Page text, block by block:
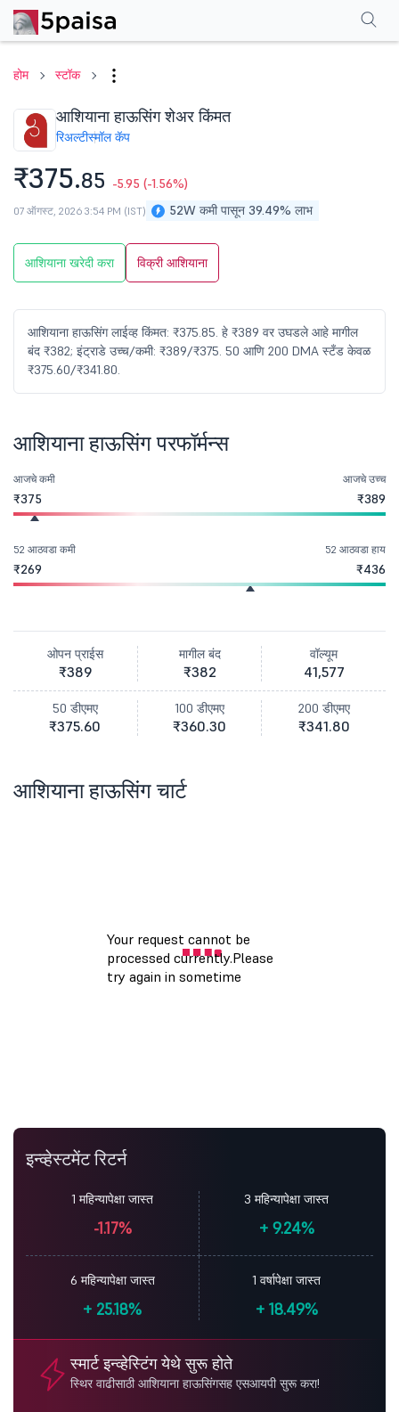
होम स्टॉक
आशियाना हाऊसिंग शेअर किंमत
रिअल्टीस्मॉल कॅप
₹375.85 -5.95 (-1.56%)
52W कमी पासून 39.49% लाभ
07 ऑगस्ट, 2026 3:54 PM (IST)
आशियाना खरेदी करा विक्री आशियाना
आशियाना हाऊसिंग लाईव्ह किंमत: ₹375.85. हे ₹389 वर उघडले आहे मागील
बंद ₹382; इंट्राडे उच्च/कमी: ₹389/₹375. 50 आणि 200 DMA स्टँड केवळ
₹375.60/₹341.80.
परफॉर्मन्सफायनान्शियल्स एफएक्यू
आशियाना हाऊसिंग परफॉर्मन्स
आजचे कमी
₹375
आजचे उच्च
₹389
52 आठवडा कमी
₹269
52 आठवडा हाय
₹436
ओपन प्राईस
₹389
मागील बंद
₹382
वॉल्यूम
41,577
50 डीएमए
₹375.60
100 डीएमए
₹360.30
200 डीएमए
₹341.80
आशियाना हाऊसिंग चार्ट
इन्व्हेस्टमेंट रिटर्न
1 महिन्यापेक्षा जास्त
-1.17%
3 महिन्यापेक्षा जास्त
+9.24%
6 महिन्यापेक्षा जास्त
+ 25.18%
1 वर्षापेक्षा जास्त
+18.49%
स्मार्ट इन्व्हेस्टिंग येथे सुरू होते
स्थिर वाढीसाठी आशियाना हाऊसिंगसह एसआयपी सुरू करा!